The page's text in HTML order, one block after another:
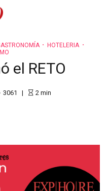
HOTELERIA
el RETO
3061 2 min